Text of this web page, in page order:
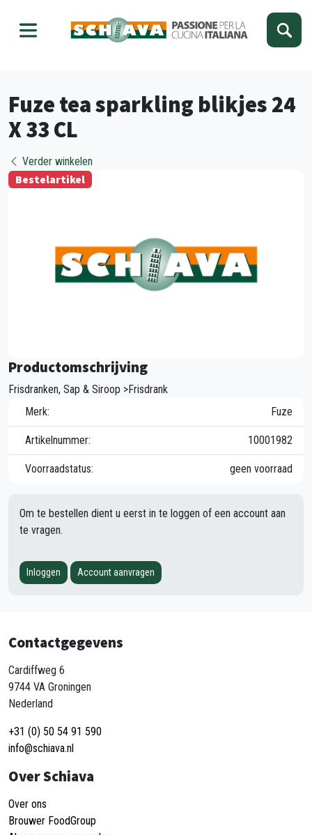
Fuze tea sparkling blikjes 24
X 33 CL
Verder winkelen
Bestelartikel
Productomschrijving
Frisdranken, Sap & Siroop >Frisdrank
Merk:
Fuze
Artikelnummer: 10001982
Voorraadstatus: geen voorraad
Om te bestellen dient u eerst in te loggen of een account aan
te vragen.
Inloggen Account aanvragen
Contactgegevens
Cardiffweg 6
9744 VA Groningen
Nederland
+31 (0) 50 54 91 590
info@schiava.nl
Over Schiava
Over ons
Brouwer FoodGroup